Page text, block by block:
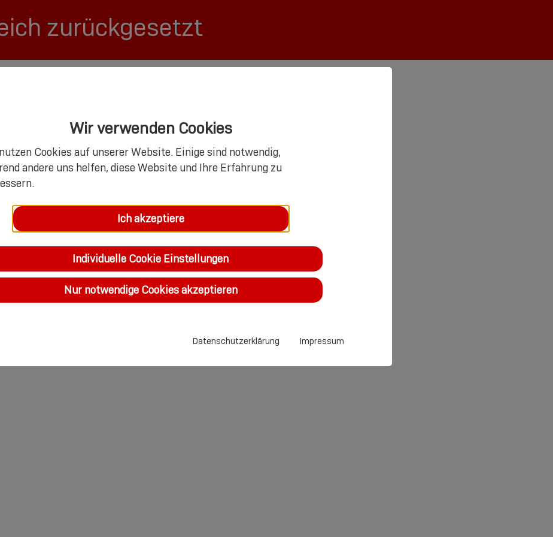
Wir verwenden Cookies
Cookies auf unserer Website. Einige sind notwendig,
andere uns helfen, diese Website und Ihre Erfahrung zu
Ich akzeptiere
Individuelle Cookie Einstellungen
Nur notwendige Cookies akzeptieren
Datenschutzerklärung Impressum
zurückgesetzt